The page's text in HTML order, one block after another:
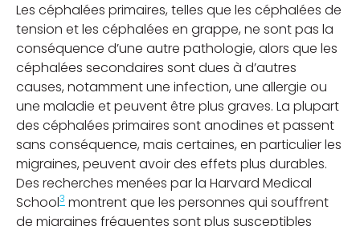
Les céphalées primaires, telles que les céphalées de
tension et les céphalées en grappe, ne sont pas la
conséquence d’une autre pathologie, alors que les
céphalées secondaires sont dues à d’autres
causes, notamment une infection, une allergie ou
une maladie et peuvent être plus graves. La plupart
des céphalées primaires sont anodines et passent
sans conséquence, mais certaines, en particulier les
migraines, peuvent avoir des effets plus durables.
Des recherches menées par la Harvard Medical
School3 montrent que les personnes qui souffrent
de migraines fréquentes sont plus susceptibles